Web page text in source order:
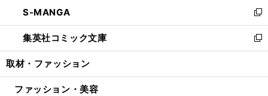
く
で
開
く
ド
ウ
で
開
ィ
ン
ド
ウ
開
い
ウ
ィ
ン
ウ
S-MANGA
新
し
い
ウ
ン
集英社コミック文庫
新
し
ウ
取材・ファッション
ファッション・美容